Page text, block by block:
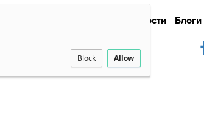
Block Allow
Новости Блоги